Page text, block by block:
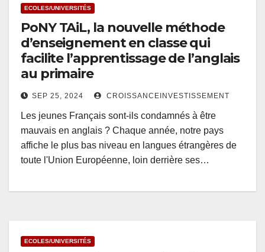
ECOLES/UNIVERSITÉS
PoNY TAiL, la nouvelle méthode
d’enseignement en classe qui
facilite l’apprentissage de l’anglais
au primaire
SEP 25, 2024 CROISSANCEINVESTISSEMENT
Les jeunes Français sont-ils condamnés à être
mauvais en anglais ? Chaque année, notre pays
affiche le plus bas niveau en langues étrangères de
toute l'Union Européenne, loin derrière ses…
ECOLES/UNIVERSITÉS